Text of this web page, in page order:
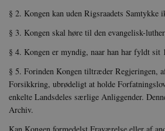
§ 2. Kongen kan uden Rigsraadets Samtykke
§ 3. Kongen skal høre til den evangelisk-
§ 4. Kongen er myndig, naar han har fyldt sit
§ 5. Forinden Kongen tiltræder Regjeringen,
Forsikkring, ubrødeligt at holde
enkelte Landsdeles særlige Anliggender.
Archiv.
Kan Kongen formedelst Fraværelse eller af